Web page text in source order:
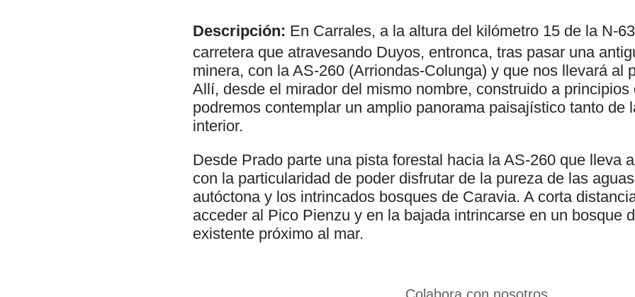
Descripción: En Carrales, a la altura del kilómetro 15 de la N-
carretera que atravesando Duyos, entronca, tras pasar una
minera, con la AS-260 (Arriondas-Colunga) y que nos llevará al
Allí, desde el mirador del mismo nombre, construido a principios
podremos contemplar un amplio panorama paisajístico tanto de
interior.
Desde Prado parte una pista forestal hacia la AS-260 que lleva
con la particularidad de poder disfrutar de la pureza de las
autóctona y los intrincados bosques de Caravia. A corta
acceder al Pico Pienzu y en la bajada intrincarse en un bosque
existente próximo al mar.